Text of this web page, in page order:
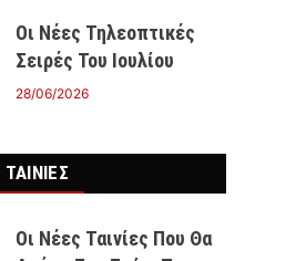
Οι Νέες Τηλεοπτικές
Σειρές Του Ιουλίου
28/06/2026
Οι Νέες Ταινίες Που Θα